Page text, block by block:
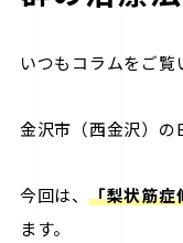
いつもコラムをご覧
金沢市（西金沢）の
今回は、 「梨状筋症
ます。